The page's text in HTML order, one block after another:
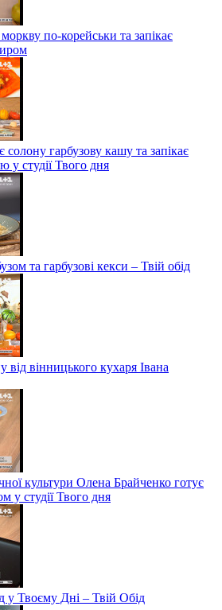
по-корейськи та запікає
гарбузову кашу та запікає
у студії Твого дня
та гарбузові кекси – Твій обід
від вінницького кухаря Івана
культури Олена Брайченко готує
у студії Твого дня
у Твоєму Дні – Твій Обід